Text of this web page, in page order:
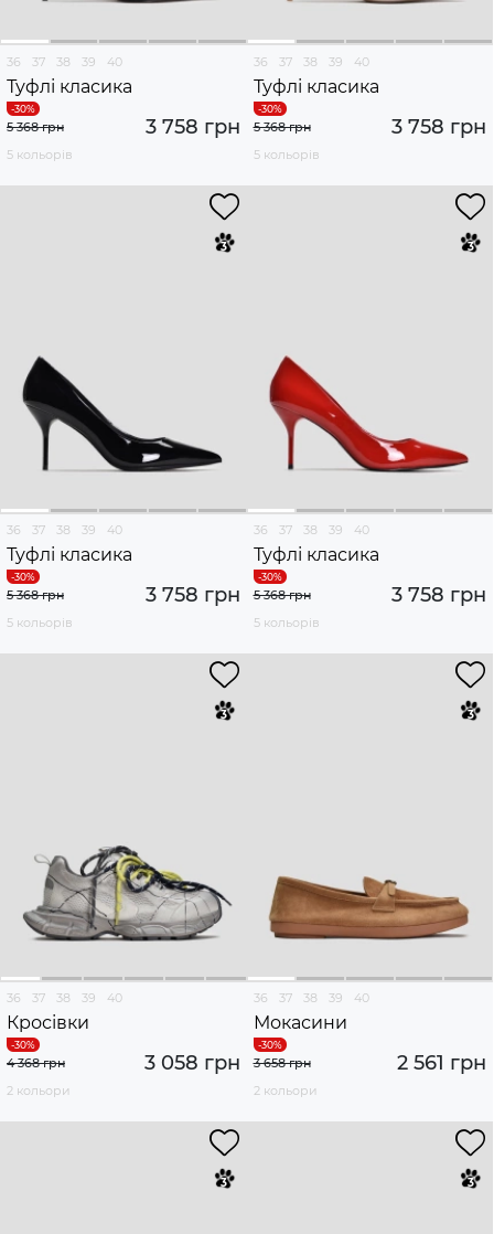
36 37 38 39 40
Туфлі класика
3 758 грн
5 368 грн
5 кольорів
36 37 38 39 40
Туфлі класика
3 758 грн
5 368 грн
5 кольорів
36 37 38 39 40
Туфлі класика
3 758 грн
5 368 грн
5 кольорів
36 37 38 39 40
Туфлі класика
3 758 грн
5 368 грн
5 кольорів
36 37 38 39 40
Кросівки
3 058 грн
4 368 грн
2 кольори
36 37 38 39 40
Мокасини
2 561 грн
3 658 грн
2 кольори